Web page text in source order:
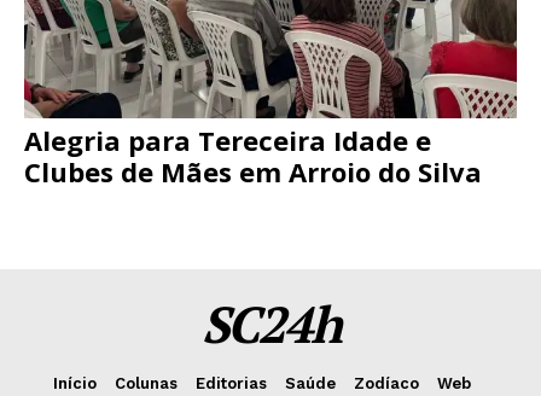
Alegria para Tereceira Idade e
Clubes de Mães em Arroio do Silva
SC24h
Início Colunas Editorias Saúde Zodíaco
Web